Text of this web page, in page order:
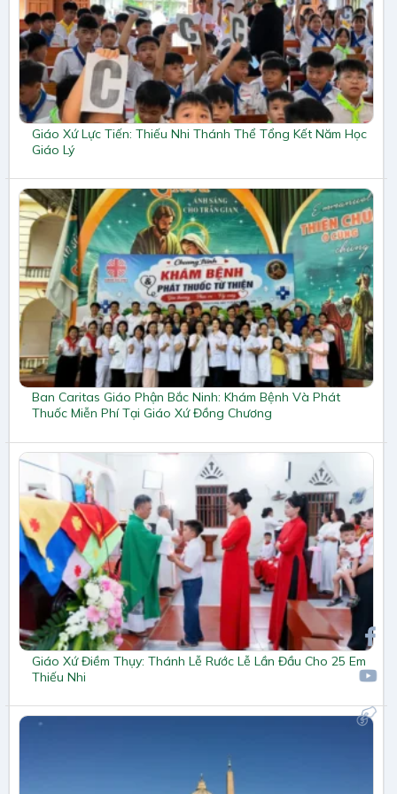
Giáo Xứ Lực Tiến: Thiếu Nhi Thánh Thể Tổng Kết Năm Học
Giáo Lý
Ban Caritas Giáo Phận Bắc Ninh: Khám Bệnh Và Phát
Thuốc Miễn Phí Tại Giáo Xứ Đồng Chương
Giáo Xứ Điềm Thụy: Thánh Lễ Rước Lễ Lần Đầu Cho 25 Em
Thiếu Nhi